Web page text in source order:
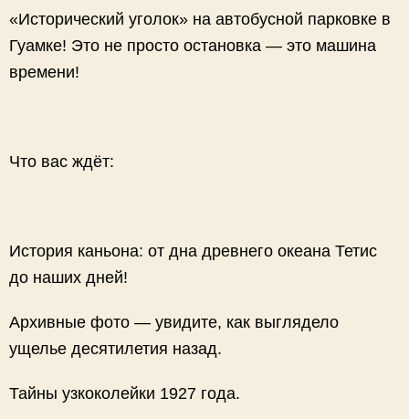
«Исторический уголок» на автобусной парковке в
Гуамке! Это не просто остановка — это машина
времени!
Что вас ждёт:
История каньона: от дна древнего океана Тетис
до наших дней!
Архивные фото — увидите, как выглядело
ущелье десятилетия назад.
Тайны узкоколейки 1927 года.